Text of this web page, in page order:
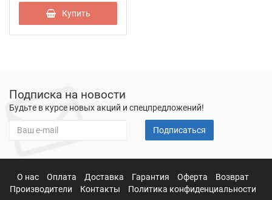
Купить
Подписка на новости
Будьте в курсе новых акций и спецпредложений!
Подписаться
О нас Оплата Доставка Гарантия Оферта
Возврат
Производители
Контакты Политика конфиденциальности